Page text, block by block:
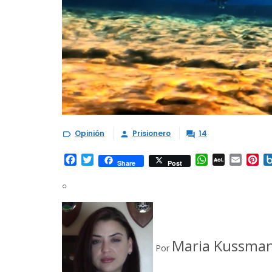
 Opinión  Prisionero  14
Facebook
TwitterShare Post WhatsApp
AOL Email
○
Por Maria